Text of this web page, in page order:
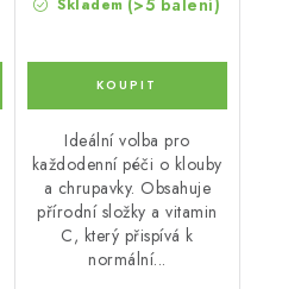
Skladem (>5 balení)
Ideální volba pro
každodenní péči o klouby
a chrupavky. Obsahuje
přírodní složky a vitamin
C, který přispívá k
normální...